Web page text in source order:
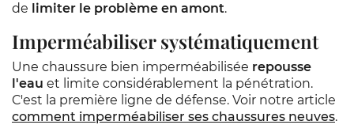
de limiter le problème en amont.
Imperméabiliser systématiquement
Une chaussure bien imperméabilisée repousse
l'eau et limite considérablement la pénétration.
C'est la première ligne de défense. Voir notre article
comment imperméabiliser ses chaussures neuves.